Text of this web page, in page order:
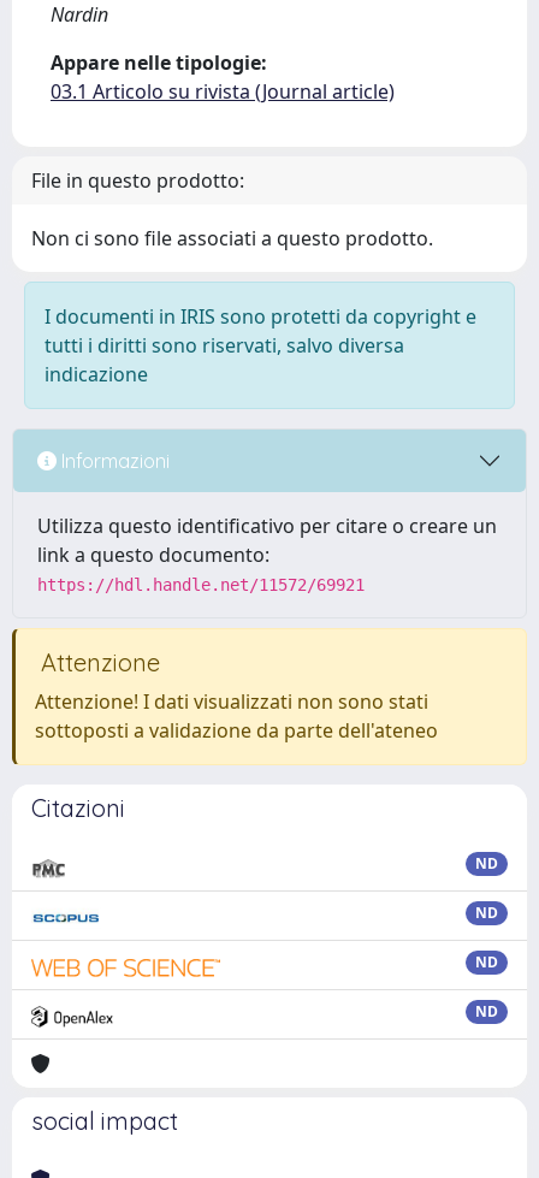
Nardin
Appare nelle tipologie:
03.1 Articolo su rivista (Journal article)
File in questo prodotto:
Non ci sono file associati a questo prodotto.
I documenti in IRIS sono protetti da copyright e
tutti i diritti sono riservati, salvo diversa
indicazione
Informazioni
Utilizza questo identificativo per citare o creare un
link a questo documento:
https://hdl.handle.net/11572/69921
Attenzione
Attenzione! I dati visualizzati non sono stati
sottoposti a validazione da parte dell'ateneo
Citazioni
ND
ND
ND
ND
social impact